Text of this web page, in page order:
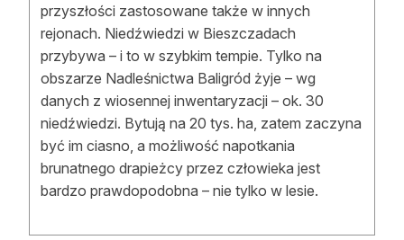
O nas
100 lat „Lasu Polskiego”
Prenumerata
Reklama
Zostań autorem
przyszłości zastosowane także w innych
rejonach. Niedźwiedzi w Bieszczadach
przybywa – i to w szybkim tempie. Tylko na
obszarze Nadleśnictwa Baligród żyje – wg
danych z wiosennej inwentaryzacji – ok. 30
niedźwiedzi. Bytują na 20 tys. ha, zatem zaczyna
być im ciasno, a możliwość napotkania
brunatnego drapieżcy przez człowieka jest
bardzo prawdopodobna – nie tylko w lesie.